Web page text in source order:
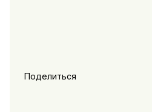
Поделиться